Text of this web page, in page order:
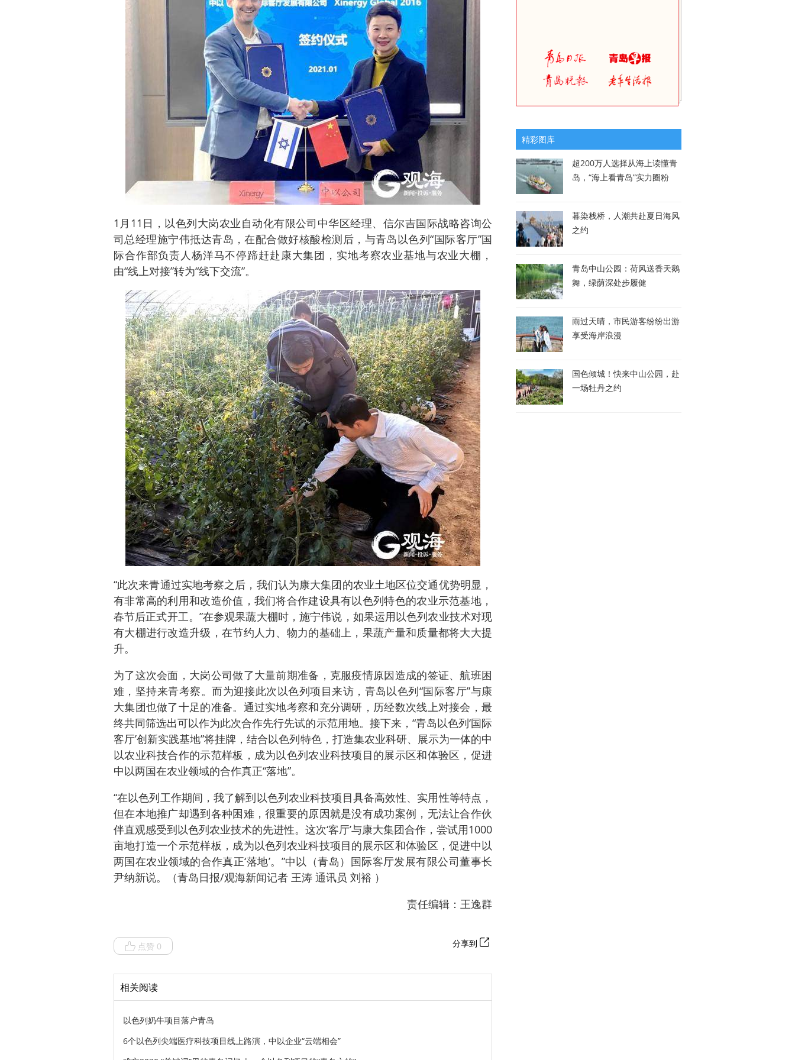
1月11日，以色列大岗农业自动化有限公司中华区经理、信尔吉国际战略咨询公
司总经理施宁伟抵达青岛，在配合做好核酸检测后，与青岛以色列“国际客厅”国
际合作部负责人杨洋马不停蹄赶赴康大集团，实地考察农业基地与农业大棚，
由“线上对接”转为“线下交流”。
“此次来青通过实地考察之后，我们认为康大集团的农业土地区位交通优势明显，
有非常高的利用和改造价值，我们将合作建设具有以色列特色的农业示范基地，
春节后正式开工。”在参观果蔬大棚时，施宁伟说，如果运用以色列农业技术对现
有大棚进行改造升级，在节约人力、物力的基础上，果蔬产量和质量都将大大提
升。
为了这次会面，大岗公司做了大量前期准备，克服疫情原因造成的签证、航班困
难，坚持来青考察。而为迎接此次以色列项目来访，青岛以色列“国际客厅”与康
大集团也做了十足的准备。通过实地考察和充分调研，历经数次线上对接会，最
终共同筛选出可以作为此次合作先行先试的示范用地。接下来，“青岛以色列‘国际
客厅’创新实践基地”将挂牌，结合以色列特色，打造集农业科研、展示为一体的中
以农业科技合作的示范样板，成为以色列农业科技项目的展示区和体验区，促进
中以两国在农业领域的合作真正“落地”。
“在以色列工作期间，我了解到以色列农业科技项目具备高效性、实用性等特点，
但在本地推广却遇到各种困难，很重要的原因就是没有成功案例，无法让合作伙
伴直观感受到以色列农业技术的先进性。这次‘客厅’与康大集团合作，尝试用1000
亩地打造一个示范样板，成为以色列农业科技项目的展示区和体验区，促进中以
两国在农业领域的合作真正‘落地’。”中以（青岛）国际客厅发展有限公司董事长
尹纳新说。（青岛日报/观海新闻记者 王涛 通讯员 刘裕 ）
责任编辑：王逸群
点赞 0 分享到
相关阅读
以色列奶牛项目落户青岛
6个以色列尖端医疗科技项目线上路演，中以企业“云端相会”
精彩图库
超200万人选择从海上读懂青
岛，“海上看青岛”实力圈粉
暮染栈桥，人潮共赴夏日海风
之约
青岛中山公园：荷风送香天鹅
舞，绿荫深处步履健
雨过天晴，市民游客纷纷出游
享受海岸浪漫
国色倾城！快来中山公园，赴
一场牡丹之约